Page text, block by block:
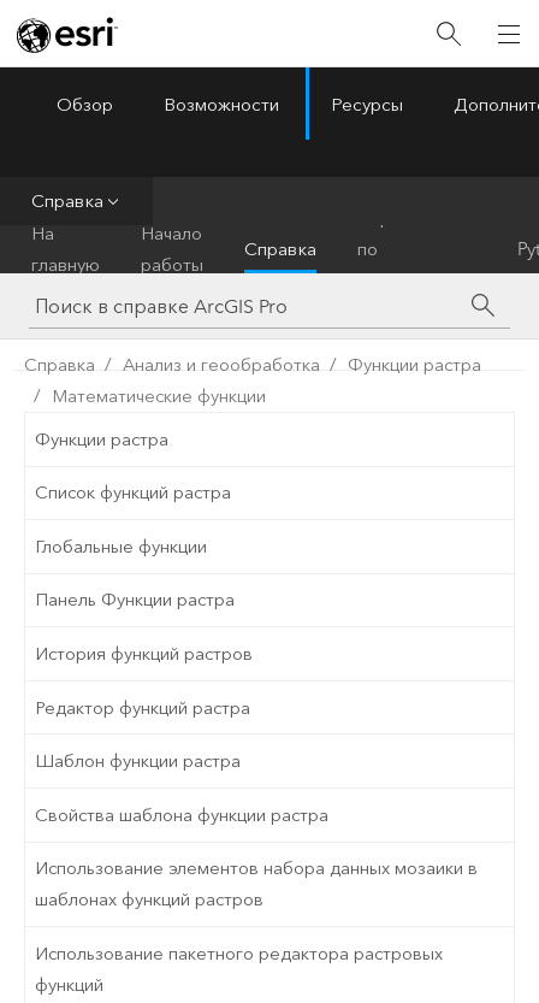
ArcGIS Pro
Обзор Возможности Ресурсы
Справка
На
главную
Начало
работы
Справка
по
инструментам
Справка Анализ и геообработка
Функции растра
Математические функции
Функции растра
Список функций растра
Глобальные функции
Панель Функции растра
История функций растров
Редактор функций растра
Шаблон функции растра
Свойства шаблона функции растра
Использование элементов набора данных мозаики в
шаблонах функций растров
Использование пакетного редактора растровых
функций